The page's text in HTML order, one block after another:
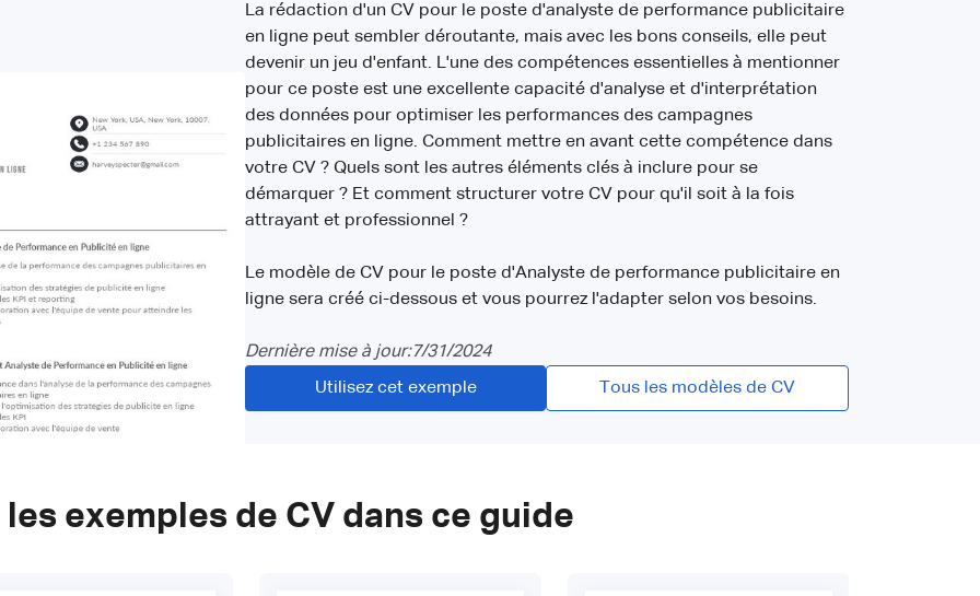
La rédaction d'un CV pour le poste d'analyste de performance publicitaire
en ligne peut sembler déroutante, mais avec les bons conseils, elle peut
devenir un jeu d'enfant. L'une des compétences essentielles à mentionner
pour ce poste est une excellente capacité d'analyse et d'interprétation
des données pour optimiser les performances des campagnes
publicitaires en ligne. Comment mettre en avant cette compétence dans
votre CV ? Quels sont les autres éléments clés à inclure pour se
démarquer ? Et comment structurer votre CV pour qu'il soit à la fois
attrayant et professionnel ?
Le modèle de CV pour le poste d'Analyste de performance publicitaire en
ligne sera créé ci-dessous et vous pourrez l'adapter selon vos besoins.
Dernière mise à jour:7/31/2024
Utilisez cet exemple Tous les modèles de CV
exemples de CV dans ce guide